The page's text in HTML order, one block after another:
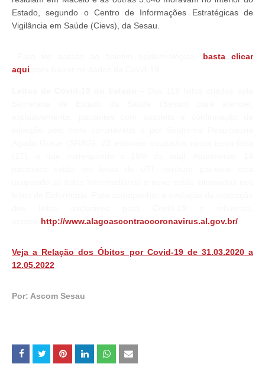
Estado, segundo o Centro de Informações Estratégicas de
Vigilância em Saúde (Cievs), da Sesau.
basta clicar
aqui
http://www.alagoascontraocoronavirus.al.gov.br/
Veja a Relação dos Óbitos por Covid-19 de 31.03.2020 a
12.05.2022
Por: Ascom Sesau